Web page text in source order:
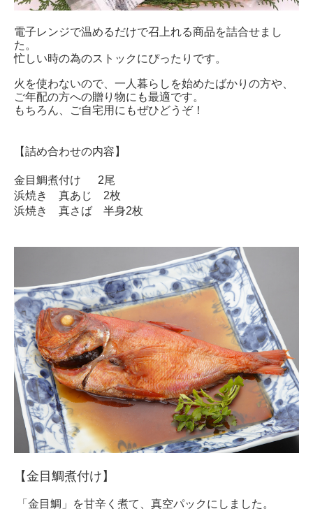
電子レンジで温めるだけで召上れる商品を詰合せまし
た。
忙しい時の為のストックにぴったりです。
火を使わないので、一人暮らしを始めたばかりの方や、
ご年配の方への贈り物にも最適です。
もちろん、ご自宅用にもぜひどうぞ！
【詰め合わせの内容】
金目鯛煮付け 2尾
浜焼き 真あじ 2枚
浜焼き 真さば 半身2枚
【金目鯛煮付け】
「金目鯛」を甘辛く煮て、真空パックにしました。